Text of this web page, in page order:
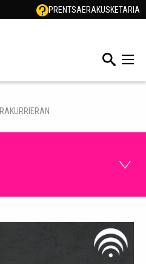
PRENTSAERAKUSKETARIA
IRAKURRIERAN